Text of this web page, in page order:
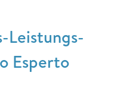
Leistungs-
Esperto